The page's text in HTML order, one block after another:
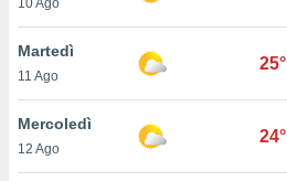
la
nella
Martedì
11 Ago
25°
Mercoledì
12 Ago
24°